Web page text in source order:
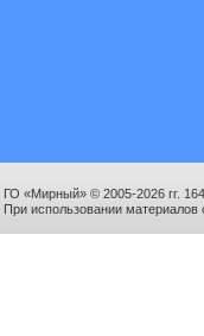
ГО «Мирный» © 2005-2026 гг.
При использовании материалов